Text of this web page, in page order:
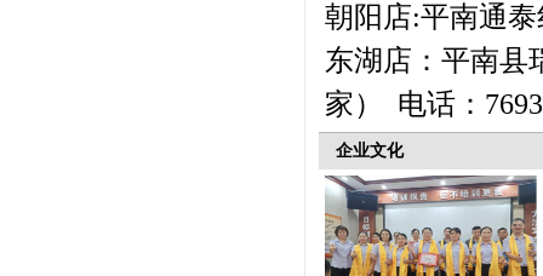
朝阳店:平南通
东湖店：平南县
家） 电话：
企业文化